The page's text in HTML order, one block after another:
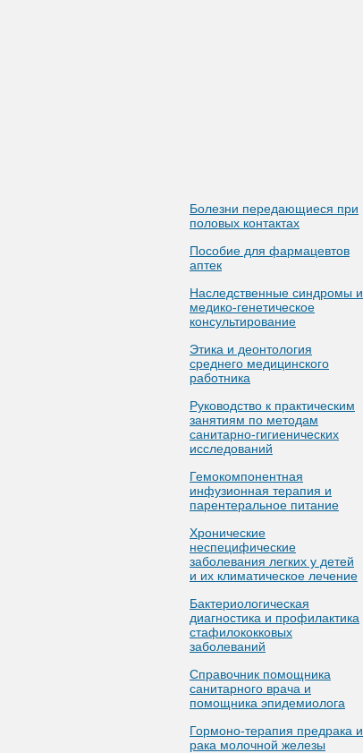
Болезни передающиеся при
половых контактах
Пособие для фармацевтов
аптек
Наследственные синдромы и
медико-генетическое
консультирование
Этика и деонтология
среднего медицинского
работника
Руководство к практическим
занятиям по методам
санитарно-гигиенических
исследований
Гемокомпонентная
инфузионная терапия и
парентеральное питание
Хронические
неспецифические
заболевания легких у детей
и их климатическое лечение
Бактериологическая
диагностика и профилактика
стафилококковых
заболеваний
Справочник помощника
санитарного врача и
помощника эпидемиолога
Гормоно-терапия предрака и
рака молочной железы